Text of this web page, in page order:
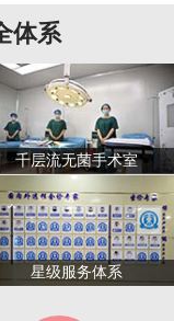
体系
千层流无菌手术室
星级服务体系